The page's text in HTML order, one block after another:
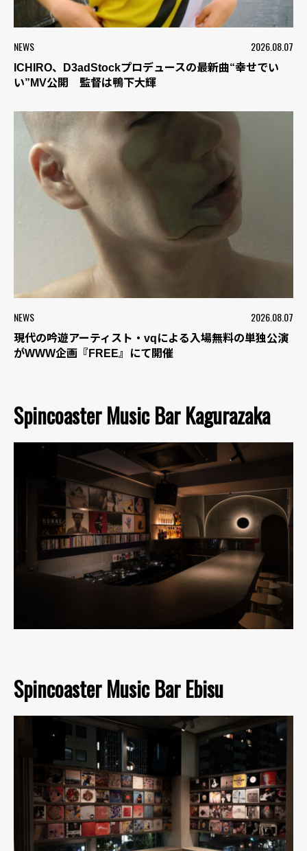
NEWS 2026.08.07
ICHIRO、D3adStockプロデュースの最新曲“幸せでい
い”MV公開 監督は鴨下大輝
NEWS 2026.08.07
現代の吟遊アーティスト・vqによる入場無料の単独公演
がWWW企画『FREE』にて開催
Spincoaster Music Bar Kagurazaka
Spincoaster Music Bar Ebisu